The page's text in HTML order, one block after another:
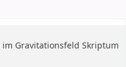
Gravitationsfeld Skriptum